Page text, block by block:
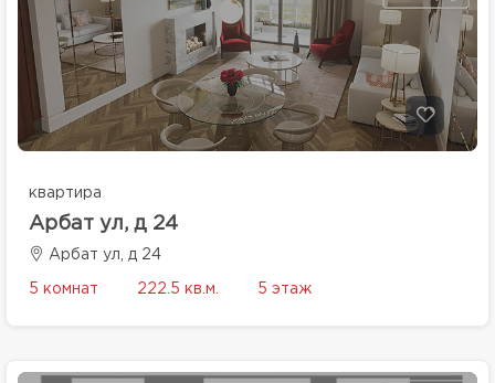
квартира
Арбат ул, д 24
Арбат ул, д 24
5 комнат 222.5 кв.м. 5 этаж